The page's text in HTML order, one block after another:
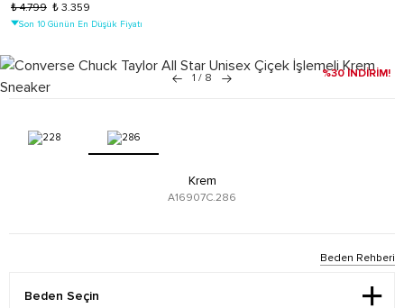
₺ 4.799 ₺ 3.359
Son 10 Günün En Düşük Fiyatı
1 / 8 %30 İNDİRİM!
Krem
A16907C.286
Beden Rehberi